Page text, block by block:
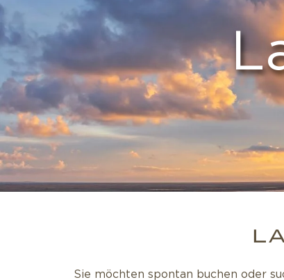
Sie möchten spontan buchen oder